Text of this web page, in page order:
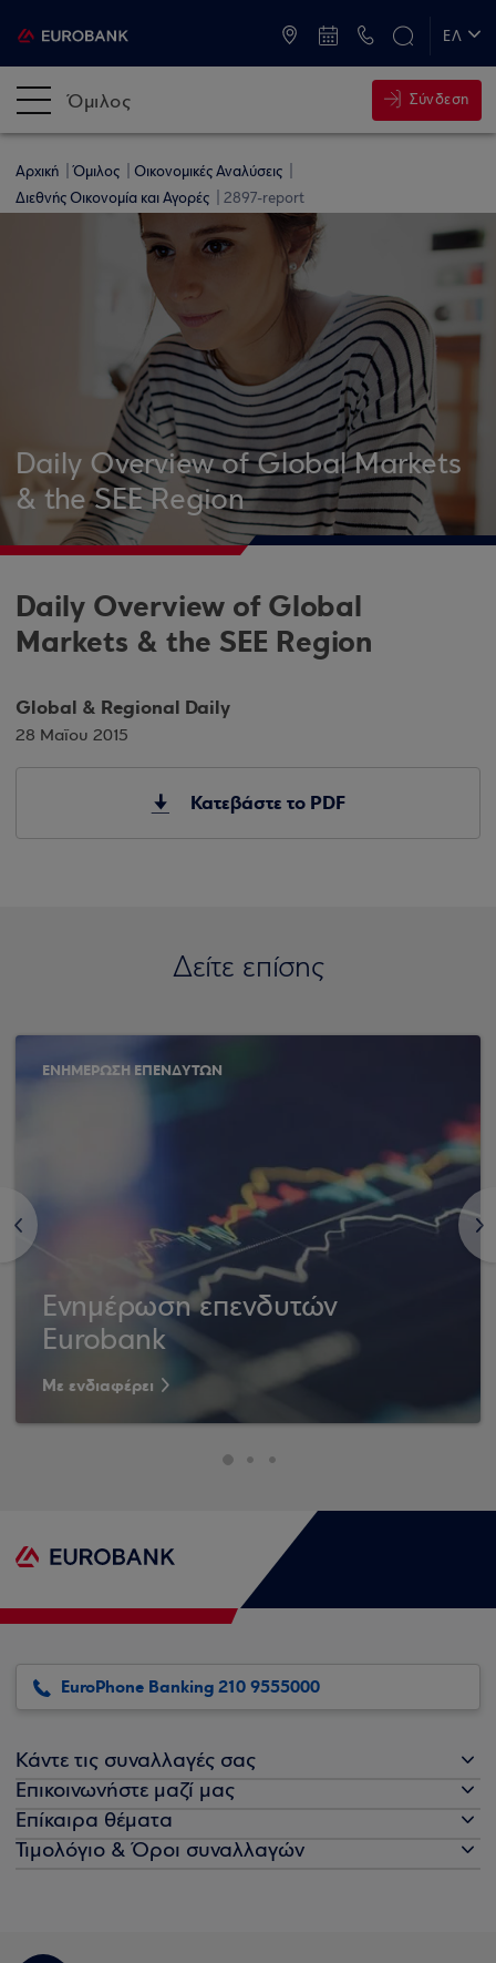
ΕΛ
Όμιλος Σύνδεση
Αρχική Όμιλος
Οικονομικές Αναλύσεις
Διεθνής Οικονομία και Αγορές
2897-report
Daily Overview of Global Markets
& the SEE Region
Daily Overview of Global
Markets & the SEE Region
Global & Regional Daily
28 Μαΐου 2015
Κατεβάστε το PDF
Δείτε επίσης
<
ΕΝΗΜΕΡΩΣΗ ΕΠΕΝΔΥΤΩΝ
Ενημέρωση επενδυτών
Eurobank
Με ενδιαφέρει
>
EuroPhone Banking 210 9555000
Κάντε τις συναλλαγές σας
Επικοινωνήστε μαζί μας
Επίκαιρα θέματα
Τιμολόγιο & Όροι συναλλαγών